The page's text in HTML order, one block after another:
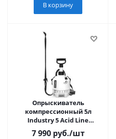
В корзину
Опрыскиватель
компрессионный 5л
Industry 5 Acid Line
MAROLEX
7 990руб./шт